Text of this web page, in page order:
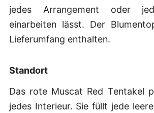
jedes Arrangement oder
einarbeiten lässt. Der
Lieferumfang enthalten.
Standort
Das rote Muscat Red Tentakel
jedes Interieur. Sie füllt jede